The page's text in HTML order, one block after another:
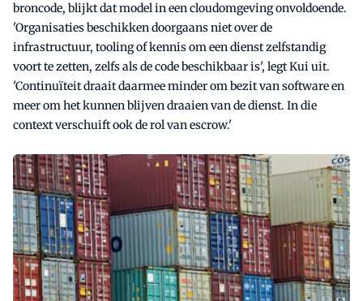
broncode, blijkt dat model in een cloudomgeving onvoldoende.
'Organisaties beschikken doorgaans niet over de
infrastructuur, tooling of kennis om een dienst zelfstandig
voort te zetten, zelfs als de code beschikbaar is', legt Kui uit.
'Continuïteit draait daarmee minder om bezit van software en
meer om het kunnen blijven draaien van de dienst. In die
context verschuift ook de rol van escrow.'